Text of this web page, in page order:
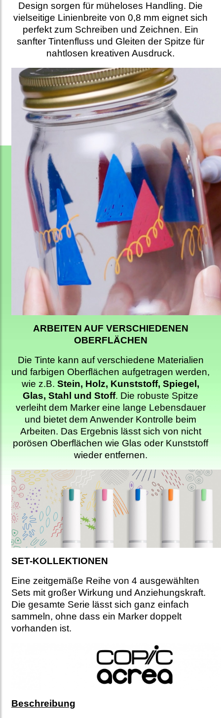
Design sorgen für müheloses Handling. Die
vielseitige Linienbreite von 0,8 mm eignet sich
perfekt zum Schreiben und Zeichnen. Ein
sanfter Tintenfluss und Gleiten der Spitze für
nahtlosen kreativen Ausdruck.
ARBEITEN AUF VERSCHIEDENEN
OBERFLÄCHEN
Die Tinte kann auf verschiedene Materialien
und farbigen Oberflächen aufgetragen werden,
wie z.B. Stein, Holz, Kunststoff, Spiegel,
Glas, Stahl und Stoff. Die robuste Spitze
verleiht dem Marker eine lange Lebensdauer
und bietet dem Anwender Kontrolle beim
Arbeiten. Das Ergebnis lässt sich von nicht
porösen Oberflächen wie Glas oder Kunststoff
wieder entfernen.
SET-KOLLEKTIONEN
Eine zeitgemäße Reihe von 4 ausgewählten
Sets mit großer Wirkung und Anziehungskraft.
Die gesamte Serie lässt sich ganz einfach
sammeln, ohne dass ein Marker doppelt
vorhanden ist.
Beschreibung